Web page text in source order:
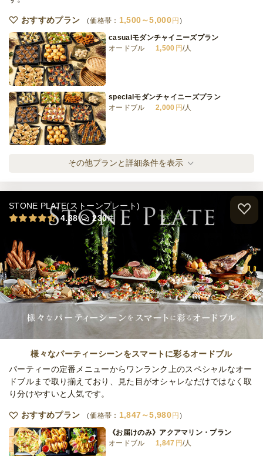
ケータリング
締切 5日前12時
定休日 日・祝
最低ご注文金額 74,000円
おすすめプラン 価格帯： 1,500～5,000 円
casualモダンチャイニーズプラン
オードブル
1,500 円/人
specialモダンチャイニーズプラン
オードブル
2,000 円/人
modernchinesecatering-ライト-
ケータリング 2,000円/人
modernchinesecatering-スタンダード-
ケータリング
3,000円/人
modernchinesecatering-ラグジュアリー
ケータリング 5,000円/人
全てのプランを見る（5件）
オードブル
締切 2日前12時
※定休日を除く営業日換算
定休日 日・祝
締切 2日前12時
※定休日を除く営業日換算
その他プランと詳細条件を表示
STONE PLATE(ストーンプレート)
4.38
230件
様々なパーティーシーンをスマートに彩るオードブル
パーティーの定番メニューからワンランク上のスペシャルなオー
ドブルまで取り揃えており、見た目がオシャレなだけではなく取
り分けやすいと人気です。
おすすめプラン 価格帯： 1,847～5,980 円
《お届けのみ》アクアマリン・プラン
オードブル
1,847 円/人